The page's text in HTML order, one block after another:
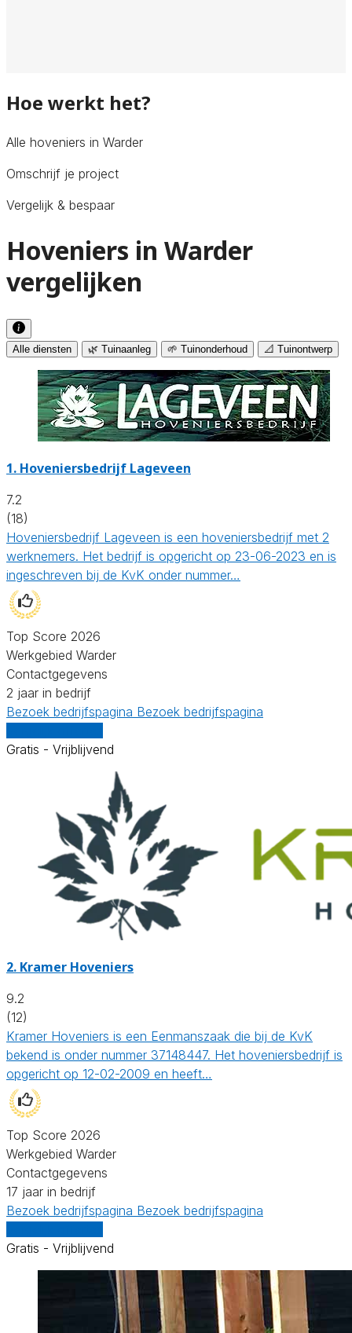
Hoe werkt het?
Alle hoveniers in Warder
Omschrijf je project
Vergelijk & bespaar
Hoveniers in Warder
vergelijken
Alle diensten 🌿 Tuinaanleg 🌱 Tuinonderhoud 📐 Tuinontwerp
1. Hoveniersbedrijf Lageveen
7.2
(18)
Hoveniersbedrijf Lageveen is een hoveniersbedrijf met 2
werknemers. Het bedrijf is opgericht op 23-06-2023 en is
ingeschreven bij de KvK onder nummer…
Top Score 2026
Werkgebied Warder
Contactgegevens
2 jaar in bedrijf
Bezoek bedrijfspagina Bezoek bedrijfspagina
Gratis - Vrijblijvend
2. Kramer Hoveniers
9.2
(12)
Kramer Hoveniers is een Eenmanszaak die bij de KvK
bekend is onder nummer 37148447. Het hoveniersbedrijf is
opgericht op 12-02-2009 en heeft…
Top Score 2026
Werkgebied Warder
Contactgegevens
17 jaar in bedrijf
Bezoek bedrijfspagina Bezoek bedrijfspagina
Gratis - Vrijblijvend